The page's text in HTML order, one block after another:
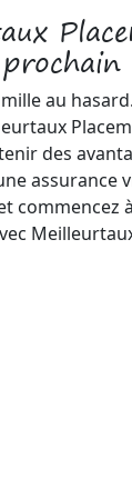
au
des
assurance
commencez